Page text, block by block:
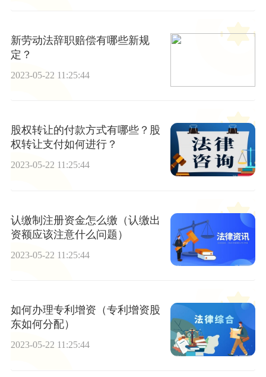
新劳动法辞职赔偿有哪些新规
定？
2023-05-22 11:25:44
股权转让的付款方式有哪些？股
权转让支付如何进行？
2023-05-22 11:25:44
认缴制注册资金怎么缴（认缴出
资额应该注意什么问题）
2023-05-22 11:25:44
如何办理专利增资（专利增资股
东如何分配）
2023-05-22 11:25:44